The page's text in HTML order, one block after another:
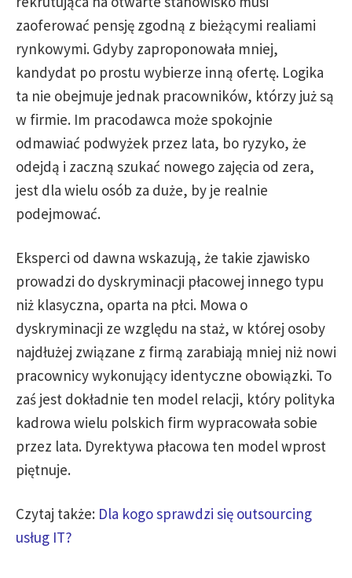
zaoferować pensję zgodną z bieżącymi realiami
rynkowymi. Gdyby zaproponowała mniej,
kandydat po prostu wybierze inną ofertę. Logika
ta nie obejmuje jednak pracowników, którzy już są
w firmie. Im pracodawca może spokojnie
odmawiać podwyżek przez lata, bo ryzyko, że
odejdą i zaczną szukać nowego zajęcia od zera,
jest dla wielu osób za duże, by je realnie
podejmować.
Eksperci od dawna wskazują, że takie zjawisko
prowadzi do dyskryminacji płacowej innego typu
niż klasyczna, oparta na płci. Mowa o
dyskryminacji ze względu na staż, w której osoby
najdłużej związane z firmą zarabiają mniej niż nowi
pracownicy wykonujący identyczne obowiązki. To
zaś jest dokładnie ten model relacji, który polityka
kadrowa wielu polskich firm wypracowała sobie
przez lata. Dyrektywa płacowa ten model wprost
piętnuje.
Czytaj także: Dla kogo sprawdzi się outsourcing
usług IT?